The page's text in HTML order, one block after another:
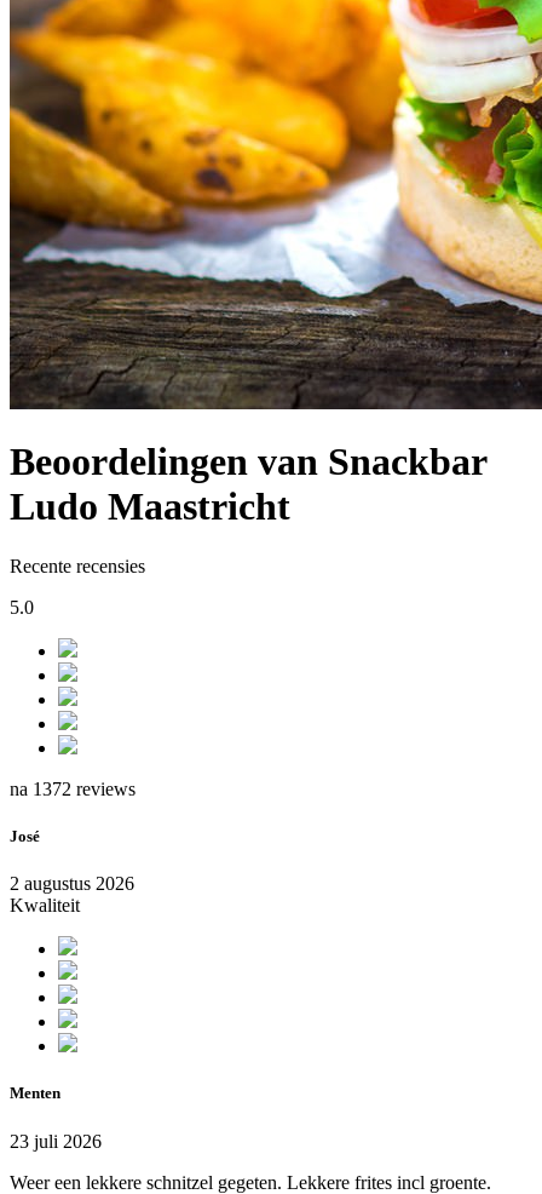
Beoordelingen van Snackbar
Ludo Maastricht
Recente recensies
5.0
na 1372 reviews
José
2 augustus 2026
Kwaliteit
Menten
23 juli 2026
Weer een lekkere schnitzel gegeten. Lekkere frites incl groente.